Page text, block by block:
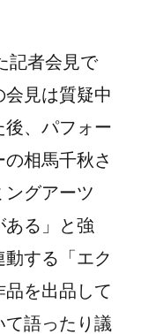
記者会見で
見は質疑中
、パフォー
相馬千秋さ
グアーツ
ある」と強
する「エク
を出品して
語ったり議